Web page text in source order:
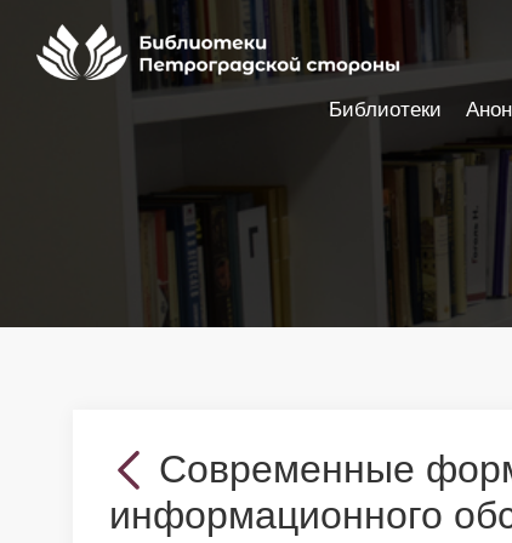
Современные
информационного
Библиотеки
Настройки доступности